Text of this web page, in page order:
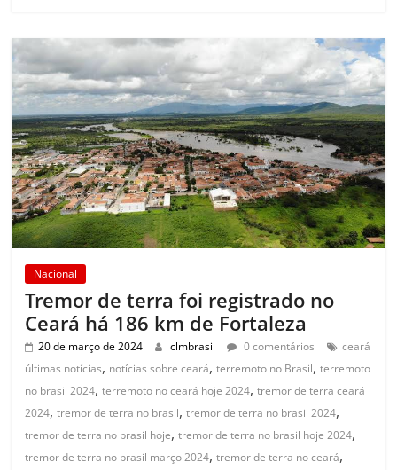
Nacional
Tremor de terra foi registrado no
Ceará há 186 km de Fortaleza
20 de março de 2024 clmbrasil 0 comentários
ceará
últimas notícias, notícias sobre ceará,terremoto no Brasil,terremoto
no brasil 2024,terremoto no ceará hoje 2024,tremor de terra ceará
2024,tremor de terra no brasil,tremor de terra no brasil 2024,
tremor de terra no brasil hoje,tremor de terra no brasil hoje 2024,
tremor de terra no brasil março 2024,tremor de terra no ceará,